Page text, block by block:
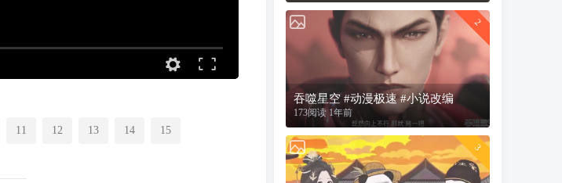
11 12 13 14 15
2
吞噬星空 #动漫极速 #小说改编
173阅读 1年前
3